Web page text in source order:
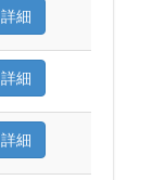
詳細
詳細
詳細